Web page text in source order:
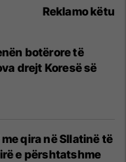
Reklamo këtu
botërore të
drejt Koresë së
qira në Sllatinë të
e përshtatshme